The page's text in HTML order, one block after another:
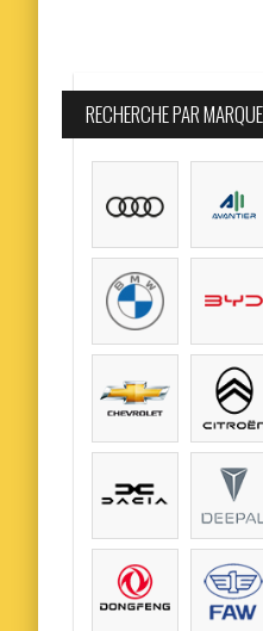
RECHERCHE PAR MARQUE